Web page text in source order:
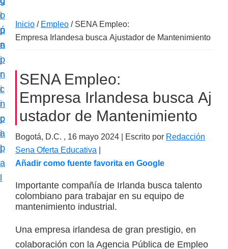
i
ó
n
p
r
i
n
c
i
p
a
o
p
r
i
n
c
i
p
a
l
i
n
a
a
c
n
p
e
c
i
a
l
i
z
a
Inicio / Empleo /SENA Empleo:
Empresa Irlandesa busca Ajustador de Mantenimiento
SENA Empleo:
Empresa Irlandesa busca Aj
ustador de Mantenimiento
Bogotá, D.C. , 16 mayo 2024 | Escrito por Redacción
Sena Oferta Educativa
Añadir como fuente favorita en Google
Importante compañía de Irlanda busca talento
colombiano para trabajar en su equipo de
mantenimiento industrial.
Una empresa irlandesa de gran prestigio, en
colaboración con la Agencia Pública de Empleo